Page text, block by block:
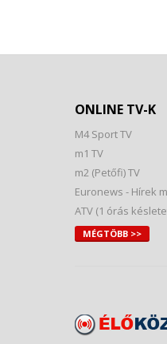
ONLINE TV-K
M4 Sport TV
m1 TV
m2 (Petőfi) TV
Euronews - Hírek
ATV (1 órás
MÉGTÖBB >>